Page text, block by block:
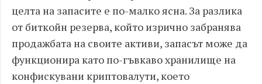
целта на запасите е по-малко ясна. За разлика
от биткойн резерва, който изрично забранява
продажбата на своите активи, запасът може да
функционира като по-гъвкаво хранилище на
конфискувани криптовалути, което